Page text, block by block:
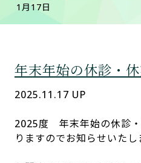
1月17日
年末年始の休診・
2025.11.17 UP
2025度 年末年始の休診
りますのでお知らせいたし